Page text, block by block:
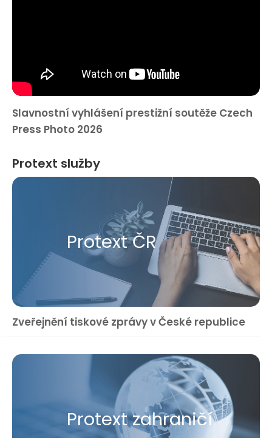
Slavnostní vyhlášení prestižní soutěže Czech
Press Photo 2026
Protext služby
Protext ČR
Zveřejnění tiskové zprávy v České republice
Protext zahraničí